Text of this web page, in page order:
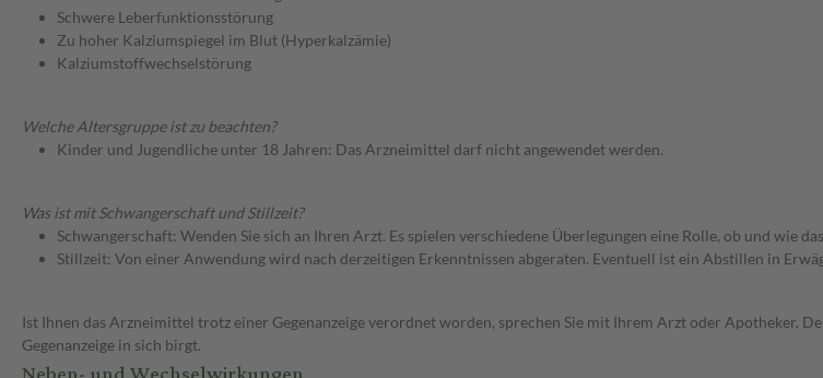
Schwere Leberfunktionsstörung
Zu hoher Kalziumspiegel im Blut (Hyperkalzämie)
Kalziumstoffwechselstörung
Welche Altersgruppe ist zu beachten?
Kinder und Jugendliche unter 18 Jahren: Das Arzneimittel darf nicht angewendet werden.
Was ist mit Schwangerschaft und Stillzeit?
Schwangerschaft: Wenden Sie sich an Ihren Arzt. Es spielen verschiedene Überlegungen eine Rolle, ob und wie
Stillzeit: Von einer Anwendung wird nach derzeitigen Erkenntnissen abgeraten. Eventuell ist ein Abstillen in
Ist Ihnen das Arzneimittel trotz einer Gegenanzeige verordnet worden, sprechen Sie mit Ihrem Arzt oder Apotheker.
Gegenanzeige in sich birgt.